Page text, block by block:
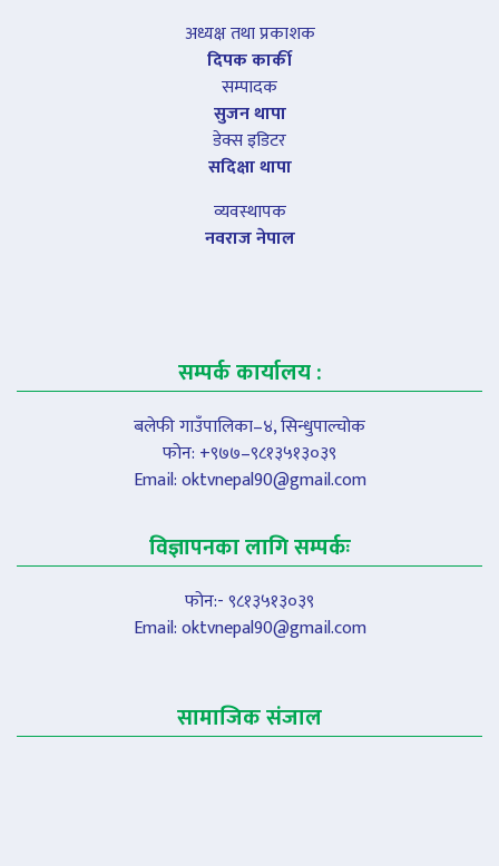
अध्यक्ष तथा प्रकाशक
दिपक कार्की
सम्पादक
सुजन थापा
डेक्स इडिटर
सदिक्षा थापा
व्यवस्थापक
नवराज नेपाल
सम्पर्क कार्यालय :
बलेफी गाउँपालिका–४, सिन्धुपाल्चोक
फोन: +९७७–९८१३५१३०३९
Email:oktvnepal90@gmail.com
विज्ञापनका लागि सम्पर्कः
फोन:- ९८१३५१३०३९
Email:oktvnepal90@gmail.com
सामाजिक संजाल